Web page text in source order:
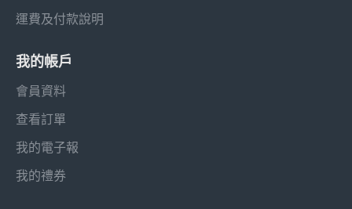
運費及付款說明
我的帳戶
會員資料
查看訂單
我的電子報
我的禮券